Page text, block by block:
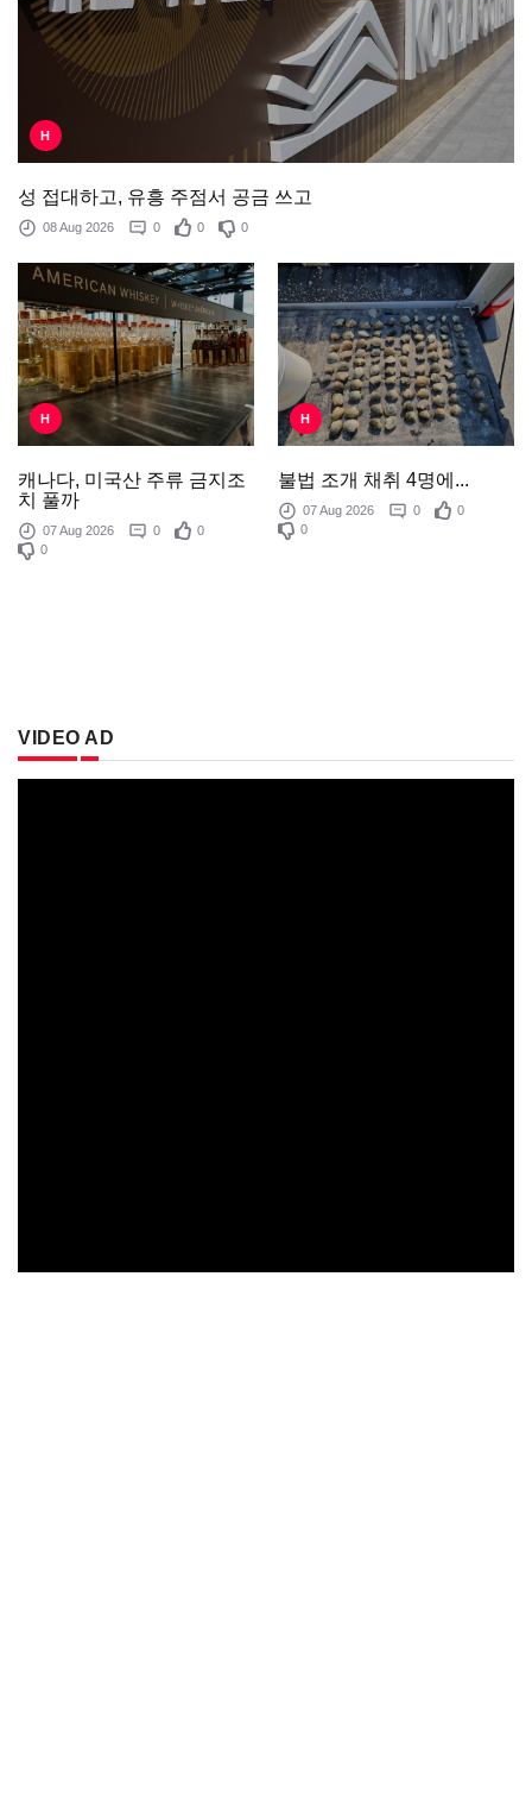
H
성 접대하고, 유흥 주점서 공금 쓰고
08 Aug 2026 0 0 0
H
캐나다, 미국산 주류 금지조
치 풀까
07 Aug 2026 0
0
0
H
불법 조개 채취 4명에...
07 Aug 2026 0
0
0
VIDEO AD